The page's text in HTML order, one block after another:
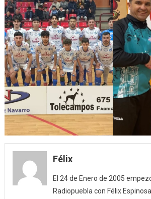
Félix
El 24 de Enero de 2005
Radiopuebla con Félix